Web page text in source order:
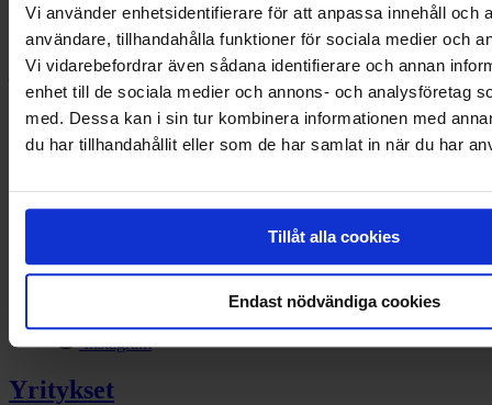
Vi använder enhetsidentifierare för att anpassa innehåll och
användare, tillhandahålla funktioner för sociala medier och
Vi vidarebefordrar även sådana identifierare och annan
enhet till de sociala medier och annons- och analysföretag
med. Dessa kan i sin tur kombinera informationen med
du har tillhandahållit eller som de har samlat in när du har
Tillåt alla cookies
Endast nödvändiga cookies
Jääliikunta F-ringettetytöt|Närpes Kraft FF P2014|Tampereen Sisu
Minetit Dolce
Sjundeå IF DP12|Tikkurila-Seura T13| Harjun
Kaarinan Kiekko-Pojat U11
juniorihiihtojoukkue| Lluja Ringette F-tytöt|Pesäkarhut D-punaiset
Ota yhteyttä
Linkedin
Instagram
Yritykset